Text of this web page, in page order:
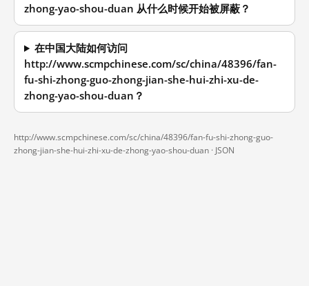
zhong-yao-shou-duan 从什么时候开始被屏蔽？
在中国大陆如何访问
http://www.scmpchinese.com/sc/china/48396/fan-
fu-shi-zhong-guo-zhong-jian-she-hui-zhi-xu-de-
zhong-yao-shou-duan？
http://www.scmpchinese.com/sc/china/48396/fan-fu-shi-zhong-guo-
zhong-jian-she-hui-zhi-xu-de-zhong-yao-shou-duan · JSON